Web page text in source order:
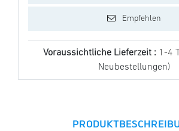
Empfehlen
Voraussichtliche Lieferzeit : 1-4
Neubestellungen)